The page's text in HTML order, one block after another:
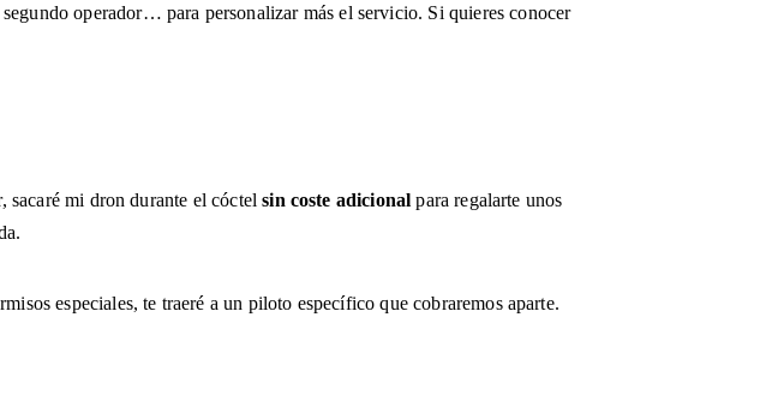
operador… para personalizar más el servicio. Si quieres conocer
sacaré mi dron durante el cóctel sin coste adicional para regalarte unos
especiales, te traeré a un piloto específico que cobraremos aparte.